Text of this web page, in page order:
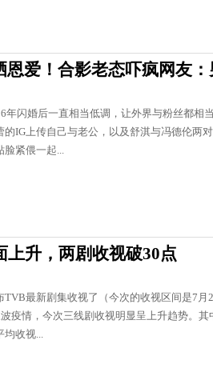
爱！合影老态吓疯网友
年闪婚后一直相当低调，让外界与粉丝都相
IG上传自己与老公，以及舒淇与冯德伦两
脸紧偎一起...
升，两剧收视破30点
最新剧集收视了（今次的收视区间是7月
疫情，今次三线剧收视明显呈上升趋势。其
均收视...